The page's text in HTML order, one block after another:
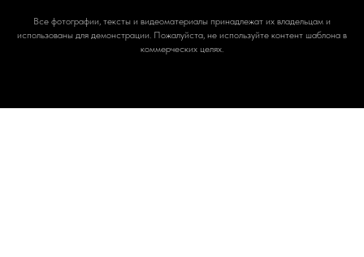
Все фотографии, тексты и видеоматериалы принадлежат их владельцам и
использованы для демонстрации. Пожалуйста, не используйте контент шаблона в
коммерческих целях.